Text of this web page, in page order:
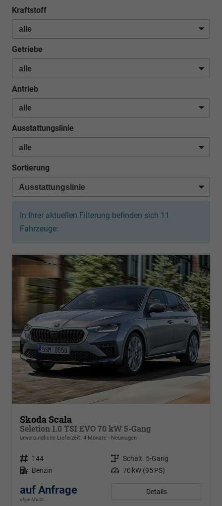
Kraftstoff
Getriebe
Antrieb
Ausstattungslinie
Sortierung
In Ihrer aktuellen Filterung befinden sich 11
Fahrzeuge:
Skoda Scala
Seletion 1.0 TSI EVO 70 kW 5-Gang
unverbindliche Lieferzeit: 4 Monate Neuwagen
Fahrzeugnr. 144 Getriebe Schalt. 5-Gang
Kraftstoff Benzin Leistung 70 kW (95 PS)
auf Anfrage
ohne MwSt.
Details